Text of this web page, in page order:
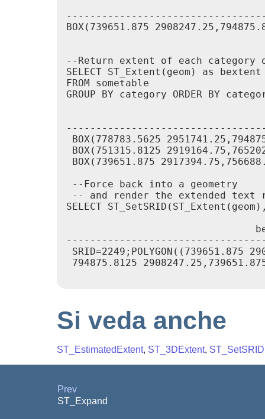
BOX(739651.875
--Return extent of each category
SELECT ST_Extent(geom) as bextent
FROM sometable
GROUP BY category ORDER BY
BOX(778783.5625
BOX(751315.8125
BOX(739651.875
--Force back into a geometry
-- and render the extended text
SELECT
SRID=2249;POLYGON((739651.875
794875.8125
Si veda anche
ST_EstimatedExtent, ST_3DExtent, ST_SetSRID
Prev
ST_Expand